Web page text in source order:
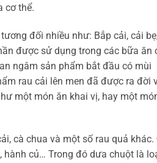
cơ thể.
đối nhiều như: Bắp cải, cải
được sử dụng trong các bữa ăn
ngâm sản phẩm bắt đầu có mùi
rau cải lên men đã được ra đời
một món ăn khai vị, hay một
cà chua và một số rau quả khác.
hành củ… Trong đó dưa chuột là